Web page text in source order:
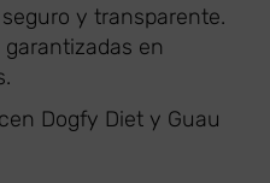
y transparente.
en
Dogfy Diet y Guau